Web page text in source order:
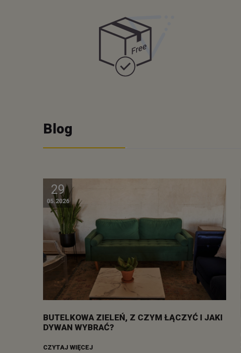
Blog
29
05.2026
BUTELKOWA ZIELEŃ, Z CZYM ŁĄCZYĆ I JAKI
DYWAN WYBRAĆ?
CZYTAJ WIĘCEJ